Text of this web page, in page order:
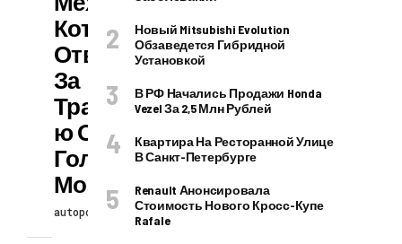
Которые
Ответственны
За
Трансформаци
Ю Опухоли
Головного
Мозга
autopodcast 26.07.2026
Новый Mitsubishi Evolution
Обзаведется Гибридной
Установкой
В РФ Начались Продажи Honda
Vezel За 2,5 Млн Рублей
Квартира На Ресторанной Улице
В Санкт-Петербурге
Renault Анонсировала
Стоимость Нового Кросс-Купе
Rafale